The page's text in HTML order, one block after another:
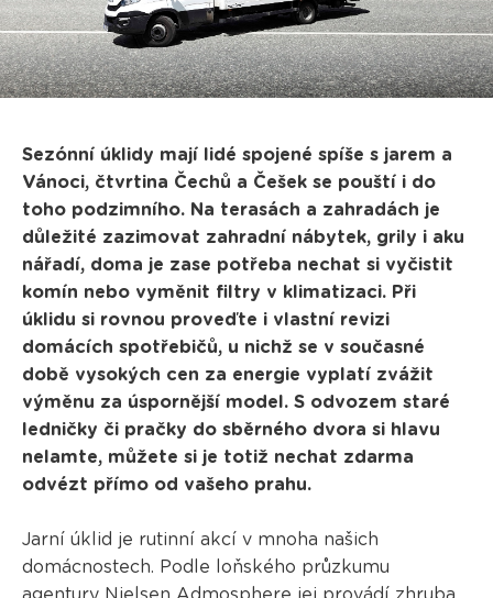
Sezónní úklidy mají lidé spojené spíše s jarem a
Vánoci, čtvrtina Čechů a Češek se pouští i do
toho podzimního. Na terasách a zahradách je
důležité zazimovat zahradní nábytek, grily i aku
nářadí, doma je zase potřeba nechat si vyčistit
komín nebo vyměnit filtry v klimatizaci. Při
úklidu si rovnou proveďte i vlastní revizi
domácích spotřebičů, u nichž se v současné
době vysokých cen za energie vyplatí zvážit
výměnu za úspornější model. S odvozem staré
ledničky či pračky do sběrného dvora si hlavu
nelamte, můžete si je totiž nechat zdarma
odvézt přímo od vašeho prahu.
Jarní úklid je rutinní akcí v mnoha našich
domácnostech. Podle loňského průzkumu